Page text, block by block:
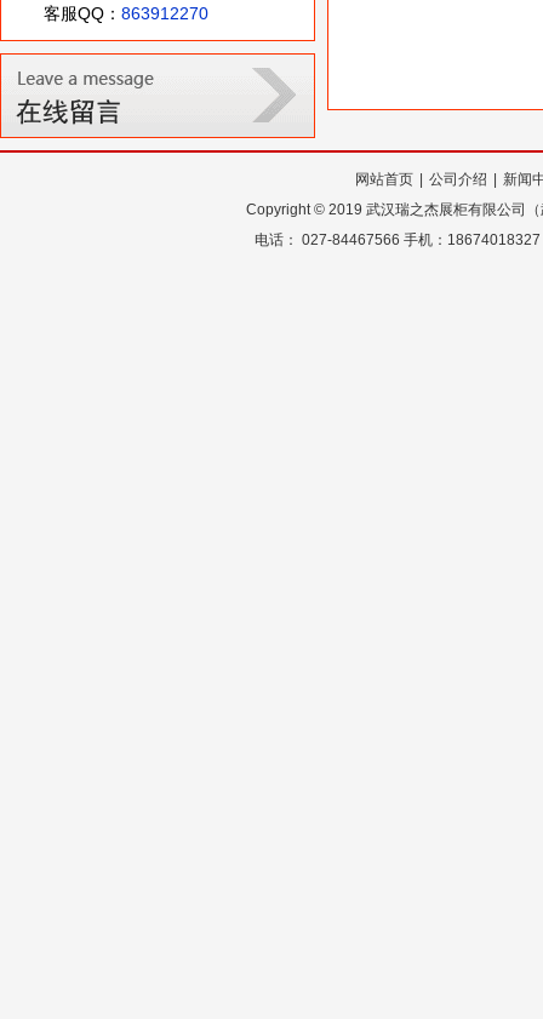
客服QQ： 863912270
网站首页 公司介绍
新闻
Copyright© 2019 武汉瑞之杰展柜有限公司
电话： 027-84467566 手机：